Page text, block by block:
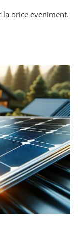
orice eveniment.